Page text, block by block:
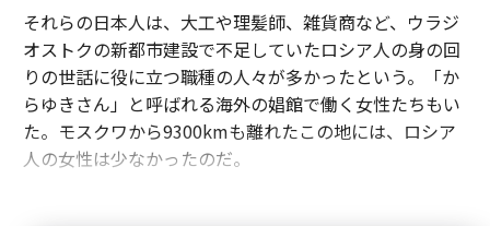
それらの日本人は、大工や理髪師、雑貨商など、ウラジ
オストクの新都市建設で不足していたロシア人の身の回
りの世話に役に立つ職種の人々が多かったという。「か
らゆきさん」と呼ばれる海外の娼館で働く女性たちもい
た。モスクワから9300kmも離れたこの地には、ロシア
人の女性は少なかったのだ。